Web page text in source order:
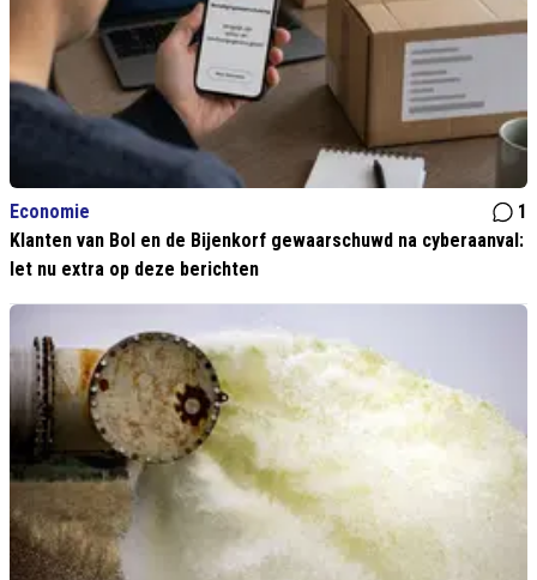
Economie
1
Klanten van Bol en de Bijenkorf gewaarschuwd na cyberaanval:
let nu extra op deze berichten